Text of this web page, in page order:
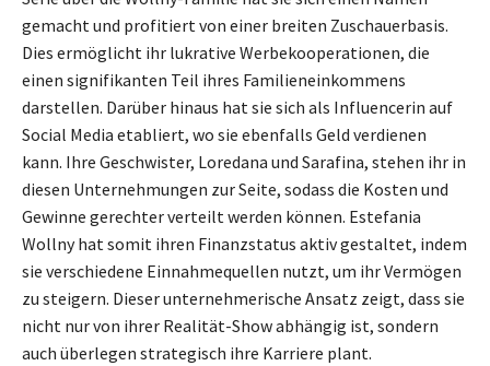
gemacht und profitiert von einer breiten Zuschauerbasis.
Dies ermöglicht ihr lukrative Werbekooperationen, die
einen signifikanten Teil ihres Familieneinkommens
darstellen. Darüber hinaus hat sie sich als Influencerin auf
Social Media etabliert, wo sie ebenfalls Geld verdienen
kann. Ihre Geschwister, Loredana und Sarafina, stehen ihr in
diesen Unternehmungen zur Seite, sodass die Kosten und
Gewinne gerechter verteilt werden können. Estefania
Wollny hat somit ihren Finanzstatus aktiv gestaltet, indem
sie verschiedene Einnahmequellen nutzt, um ihr Vermögen
zu steigern. Dieser unternehmerische Ansatz zeigt, dass sie
nicht nur von ihrer Realität-Show abhängig ist, sondern
auch überlegen strategisch ihre Karriere plant.